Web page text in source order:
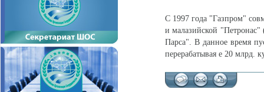
С 1997 года "Газпром"
и малазийской "Петронас"
Парса". В данное время
перерабатывая е 20 млрд.